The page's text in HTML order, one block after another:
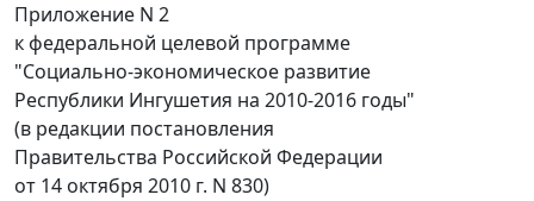
Приложение N 2
к федеральной целевой программе
"Социально-экономическое развитие
Республики Ингушетия на 2010-2016 годы"
(в редакции постановления
Правительства Российской Федерации
от 14 октября 2010 г. N 830)